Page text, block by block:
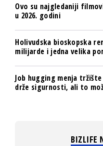
Ovo su najgledaniji
u 2026. godini
Holivudska bioskopska
milijarde i jedna velika
Job hugging menja
drže sigurnosti, ali to
BIZLIFE